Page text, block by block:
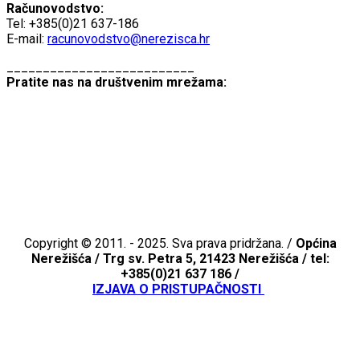
Računovodstvo:
Tel: +385(0)21 637-186
E-mail: racunovodstvo@nerezisca.hr
Pratite nas na društvenim mrežama:
Copyright © 2011. - 2025. Sva prava pridržana. / Općina
Nerežišća /Trg sv. Petra 5, 21423 Nerežišća / tel:
+385(0)21 637 186 /
IZJAVA O PRISTUPAČNOSTI